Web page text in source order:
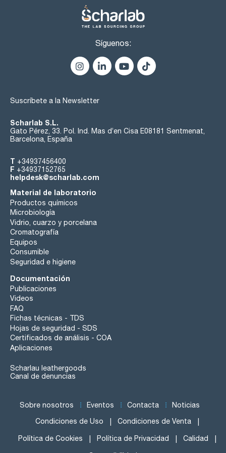
Síguenos:
Suscríbete a la Newsletter
Scharlab S.L.
Gato Pérez, 33. Pol. Ind. Mas d’en Cisa E08181 Sentmenat,
Barcelona, España
T +34937456400
F +34937152765
helpdesk@scharlab.com
Material de laboratorio
Productos químicos
Microbiología
Vidrio, cuarzo y porcelana
Cromatografía
Equipos
Consumible
Seguridad e higiene
Documentación
Publicaciones
Videos
FAQ
Fichas técnicas - TDS
Hojas de seguridad - SDS
Certificados de análisis - COA
Aplicaciones
Scharlau leathergoods
Canal de denuncias
Sobre nosotros Eventos Contacta Noticias
Condiciones de Uso Condiciones de Venta
Política de Cookies Política de Privacidad Calidad